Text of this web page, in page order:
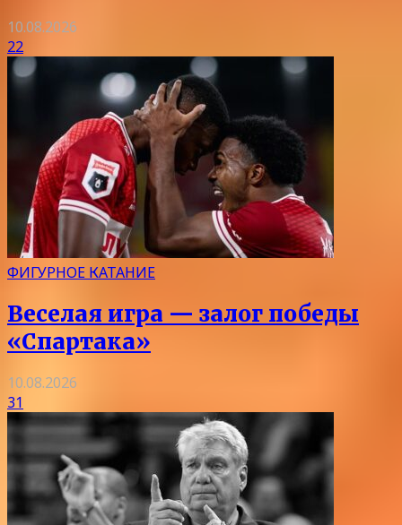
10.08.2026
22
ФИГУРНОЕ КАТАНИЕ
Веселая игра — залог победы
«Спартака»
10.08.2026
31